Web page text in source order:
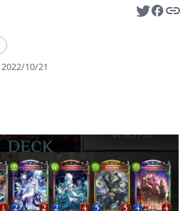
2022/10/21